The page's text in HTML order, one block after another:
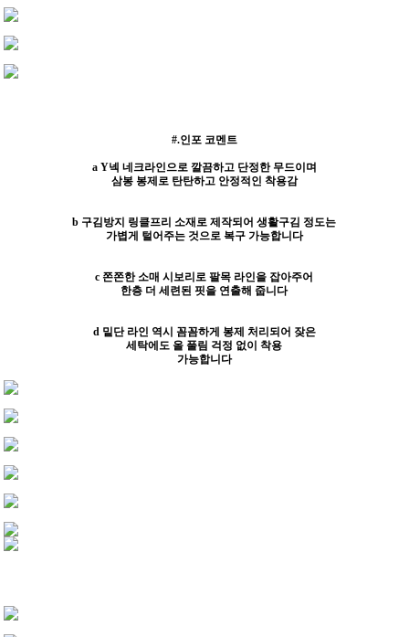
#.인포 코멘트
a Y넥 네크라인으로 깔끔하고 단정한 무드이며
삼봉 봉제로 탄탄하고 안정적인 착용감
b 구김방지 링클프리 소재로 제작되어 생활구김 정도는
가볍게 털어주는 것으로 복구 가능합니다
c 쫀쫀한 소매 시보리로 팔목 라인을 잡아주어
한층 더 세련된 핏을 연출해 줍니다
d 밑단 라인 역시 꼼꼼하게 봉제 처리되어 잦은
세탁에도 올 풀림 걱정 없이 착용
가능합니다